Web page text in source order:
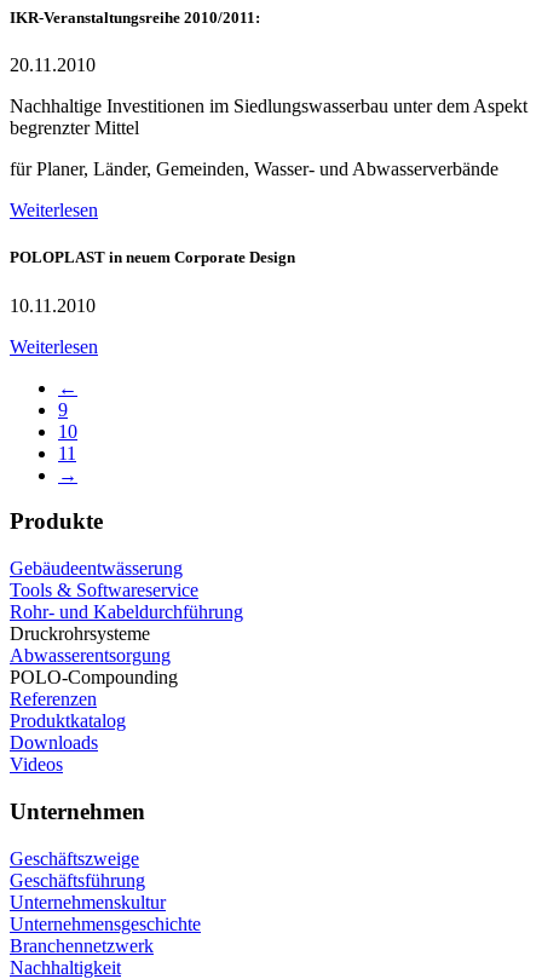
IKR-Veranstaltungsreihe 2010/2011:
20.11.2010
Nachhaltige Investitionen im Siedlungswasserbau unter dem Aspekt
begrenzter Mittel
für Planer, Länder, Gemeinden, Wasser- und Abwasserverbände
Weiterlesen
POLOPLAST in neuem Corporate Design
10.11.2010
Weiterlesen
←
9
10
11
→
Produkte
Gebäudeentwässerung
Tools & Softwareservice
Rohr- und Kabeldurchführung
Druckrohrsysteme
Abwasserentsorgung
POLO-Compounding
Referenzen
Produktkatalog
Downloads
Videos
Unternehmen
Geschäftszweige
Geschäftsführung
Unternehmenskultur
Unternehmensgeschichte
Branchennetzwerk
Nachhaltigkeit